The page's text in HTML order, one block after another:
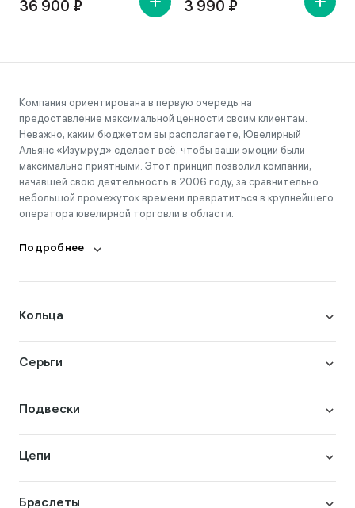
36 900 ₽ 3 990 ₽
Компания ориентирована в первую очередь на
предоставление максимальной ценности своим клиентам.
Неважно, каким бюджетом вы располагаете, Ювелирный
Альянс «Изумруд» сделает всё, чтобы ваши эмоции были
максимально приятными. Этот принцип позволил компании,
начавшей свою деятельность в 2006 году, за сравнительно
небольшой промежуток времени превратиться в крупнейшего
оператора ювелирной торговли в области.
Подробнее
Кольца
Серьги
Подвески
Цепи
Браслеты